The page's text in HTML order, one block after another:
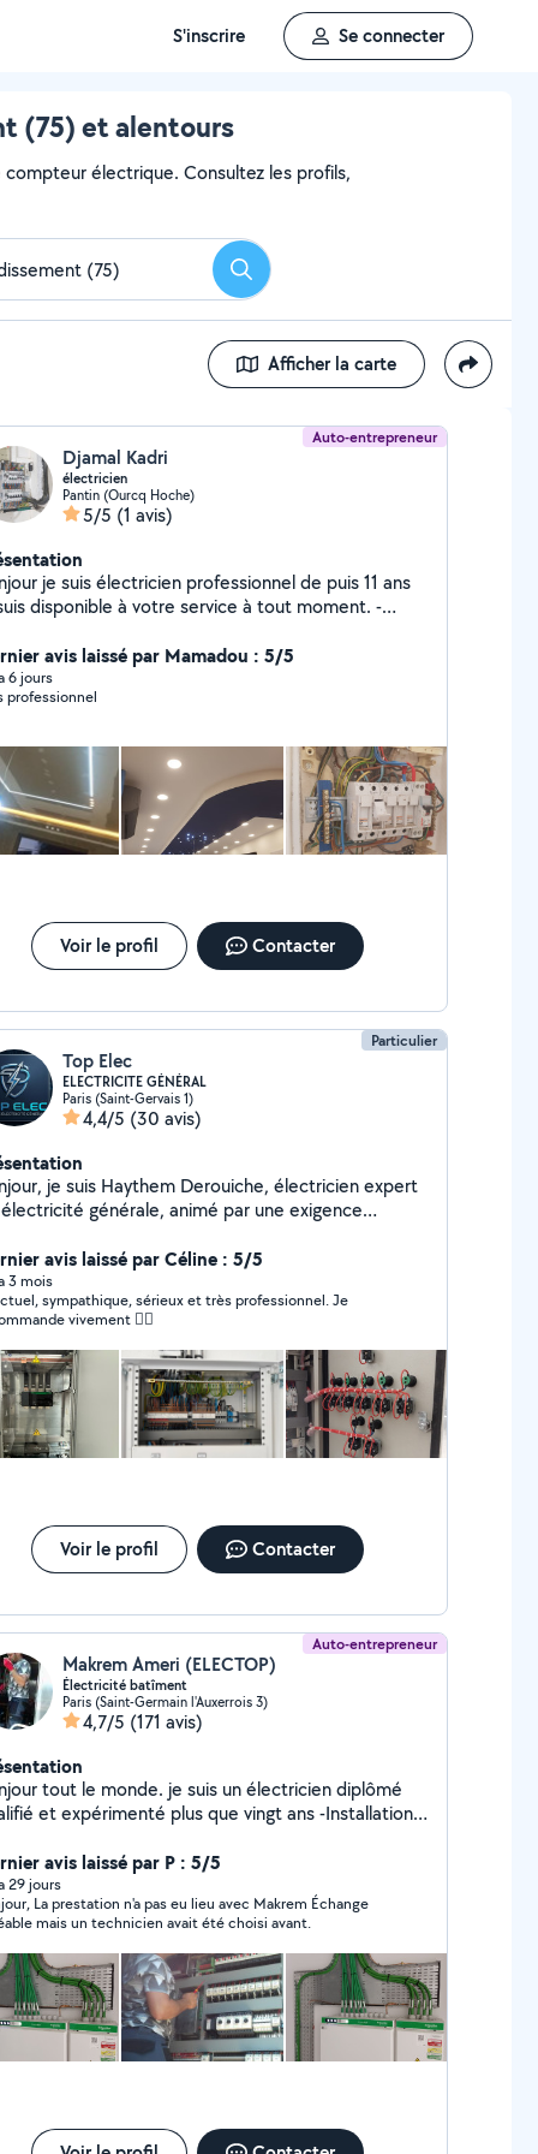
S'inscrire Se connecter
(75) et alentours
électrique. Consultez les profils,
Rechercher
Afficher la carte
Auto-entrepreneur
Djamal Kadri
électricien
Pantin (Ourcq Hoche)
5/5 (1 avis)
je suis électricien professionnel de puis 11 ans
disponible à votre service à tout moment. -
,disgoncteur,câbles, boîte et tableau
avis laissé par Mamadou : 5/5
6 jours
professionnel
Voir le profil Contacter
Particulier
Top Elec
ELECTRICITE GÉNÉRAL
Paris (Saint-Gervais 1)
4,4/5 (30 avis)
je suis Haythem Derouiche, électricien expert
générale, animé par une exigence
réalisée avec le plus grand soin, dans le strict
des normes en vigueur, pour vous offrir une
irréprochable et une tranquillité d'esprit
Ma priorité : vous garantir un service haut de
où fiabilité, précision et professionnalisme ne
jamais des options, mais des engagements.
avis laissé par Céline : 5/5
3 mois
sympathique, sérieux et très professionnel. Je
vivement 👌🏼
Voir le profil Contacter
Auto-entrepreneur
Makrem Ameri (ELECTOP)
Électricité batîment
Paris (Saint-Germain l'Auxerrois 3)
4,7/5 (171 avis)
tout le monde. je suis un électricien diplômé
et expérimenté plus que vingt ans -Installations
VMC. -poser des thermostats connectés.. -
tous les pannes électriques -branchement
luminaires, des plaques ,chouffeaux électriques.. -
Contactez moi:06-51-74-29-44
avis laissé par P : 5/5
29 jours
eu lieu avec Makrem Échange
mais un technicien avait été choisi avant.